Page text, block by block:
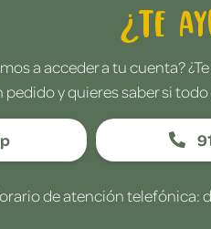
¿Te
a acceder a tu cuenta?
pedido y quieres saber si
de atención telefónica: